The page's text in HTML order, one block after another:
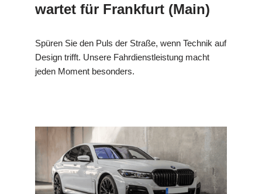
wartet für Frankfurt (Main)
Spüren Sie den Puls der Straße, wenn Technik auf
Design trifft. Unsere Fahrdienstleistung macht
jeden Moment besonders.